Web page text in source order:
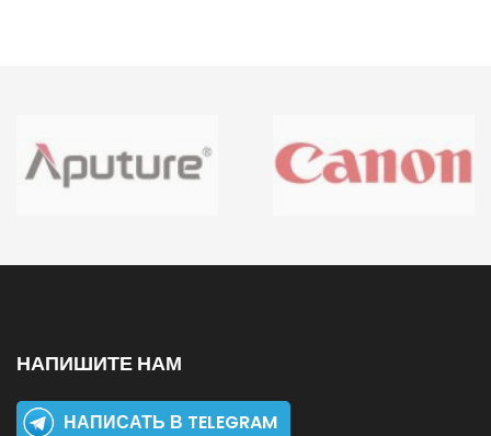
НАПИШИТЕ НАМ
НАПИСАТЬ В TELEGRAM